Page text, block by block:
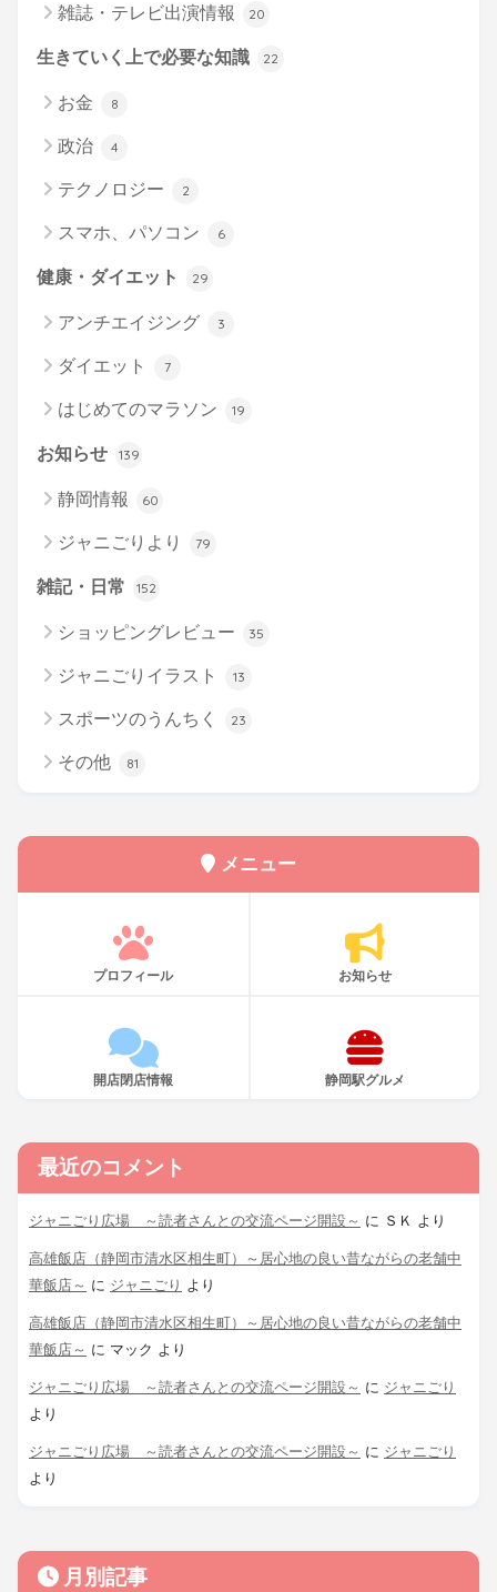
雑誌・テレビ出演情報 20
生きていく上で必要な知識 22
お金 8
政治 4
テクノロジー 2
スマホ、パソコン 6
健康・ダイエット 29
アンチエイジング 3
ダイエット 7
はじめてのマラソン 19
お知らせ 139
静岡情報 60
ジャニごりより 79
雑記・日常 152
ショッピングレビュー 35
ジャニごりイラスト 13
スポーツのうんちく 23
その他 81
メニュー
プロフィール お知らせ
開店閉店情報 静岡駅グルメ
最近のコメント
ジャニごり広場 ～読者さんとの交流ページ開設～ に ＳＫ より
高雄飯店（静岡市清水区相生町）～居心地の良い昔ながらの老舗中
華飯店～ に ジャニごり より
高雄飯店（静岡市清水区相生町）～居心地の良い昔ながらの老舗中
華飯店～ に マック より
ジャニごり広場 ～読者さんとの交流ページ開設～ に ジャニごり
より
ジャニごり広場 ～読者さんとの交流ページ開設～ に ジャニごり
より
月別記事